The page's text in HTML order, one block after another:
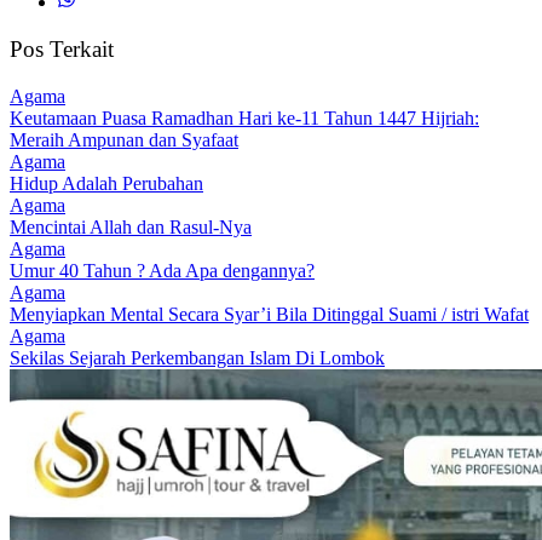
Pos Terkait
Agama
Keutamaan Puasa Ramadhan Hari ke-11 Tahun 1447 Hijriah:
Meraih Ampunan dan Syafaat
Agama
Hidup Adalah Perubahan
Agama
Mencintai Allah dan Rasul-Nya
Agama
Umur 40 Tahun ? Ada Apa dengannya?
Agama
Menyiapkan Mental Secara Syar’i Bila Ditinggal Suami / istri Wafat
Agama
Sekilas Sejarah Perkembangan Islam Di Lombok